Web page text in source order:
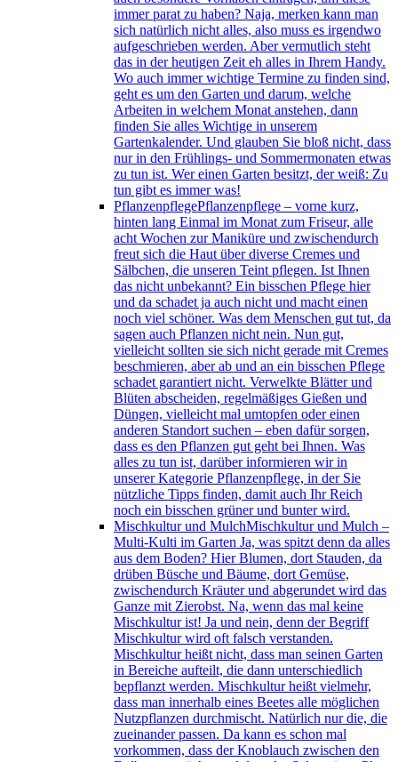
immer parat zu haben? Naja, merken kann man
sich natürlich nicht alles, also muss es irgendwo
aufgeschrieben werden. Aber vermutlich steht
das in der heutigen Zeit eh alles in Ihrem Handy.
Wo auch immer wichtige Termine zu finden sind,
geht es um den Garten und darum, welche
Arbeiten in welchem Monat anstehen, dann
finden Sie alles Wichtige in unserem
Gartenkalender. Und glauben Sie bloß nicht, dass
nur in den Frühlings- und Sommermonaten etwas
zu tun ist. Wer einen Garten besitzt, der weiß: Zu
tun gibt es immer was!
PflanzenpflegePflanzenpflege – vorne kurz,
hinten lang Einmal im Monat zum Friseur, alle
acht Wochen zur Maniküre und zwischendurch
freut sich die Haut über diverse Cremes und
Sälbchen, die unseren Teint pflegen. Ist Ihnen
das nicht unbekannt? Ein bisschen Pflege hier
und da schadet ja auch nicht und macht einen
noch viel schöner. Was dem Menschen gut tut, da
sagen auch Pflanzen nicht nein. Nun gut,
vielleicht sollten sie sich nicht gerade mit Cremes
beschmieren, aber ab und an ein bisschen Pflege
schadet garantiert nicht. Verwelkte Blätter und
Blüten abscheiden, regelmäßiges Gießen und
Düngen, vielleicht mal umtopfen oder einen
anderen Standort suchen – eben dafür sorgen,
dass es den Pflanzen gut geht bei Ihnen. Was
alles zu tun ist, darüber informieren wir in
unserer Kategorie Pflanzenpflege, in der Sie
nützliche Tipps finden, damit auch Ihr Reich
noch ein bisschen grüner und bunter wird.
Mischkultur und MulchMischkultur und Mulch –
Multi-Kulti im Garten Ja, was spitzt denn da alles
aus dem Boden? Hier Blumen, dort Stauden, da
drüben Büsche und Bäume, dort Gemüse,
zwischendurch Kräuter und abgerundet wird das
Ganze mit Zierobst. Na, wenn das mal keine
Mischkultur ist! Ja und nein, denn der Begriff
Mischkultur wird oft falsch verstanden.
Mischkultur heißt nicht, dass man seinen Garten
in Bereiche aufteilt, die dann unterschiedlich
bepflanzt werden. Mischkultur heißt vielmehr,
dass man innerhalb eines Beetes alle möglichen
Nutzpflanzen durchmischt. Natürlich nur die, die
zueinander passen. Da kann es schon mal
vorkommen, dass der Knoblauch zwischen den